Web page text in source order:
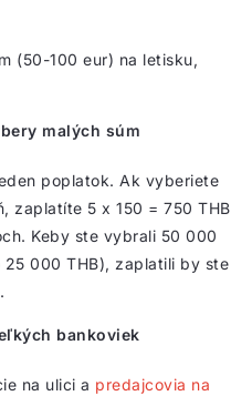
(50-100 eur) na letisku,
malých súm
poplatok. Ak vyberiete
zaplatíte 5 x 150 = 750 THB
Keby ste vybrali 50 000
000 THB), zaplatili by ste
bankoviek
na ulici a predajcovia na